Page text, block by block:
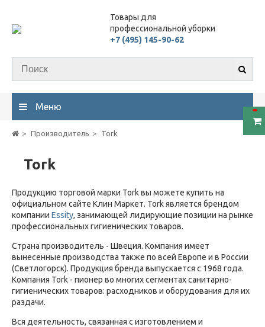
Товары для
профессиональной уборки
+7 (495) 145-90-62
Меню
Производитель Tork
Tork
Продукцию торговой марки Tork вы можете купить на
официальном сайте Клин Маркет. Tork является брендом
компании Essity, занимающей лидирующие позиции на рынке
профессиональных гигиенических товаров.
Страна производитель - Швеция. Компания имеет
вынесенные производства также по всей Европе и в России
(Светлогорск). Продукция бренда выпускается с 1968 года.
Компания Tork - пионер во многих сегментах санитарно-
гигиенических товаров: расходников и оборудования для их
раздачи.
Вся деятельность, связанная с изготовлением и